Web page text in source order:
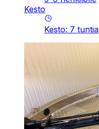
Kesto
Kesto: 7 tuntia